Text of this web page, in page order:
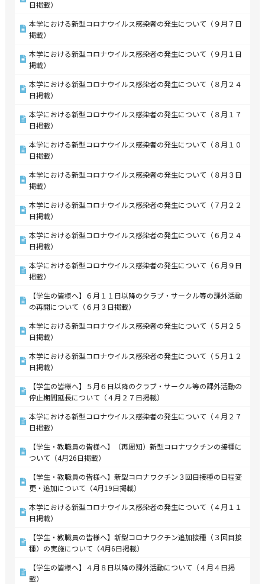
日掲載）
本学における新型コロナウイルス感染者の発生について（９月７日
掲載）
本学における新型コロナウイルス感染者の発生について（９月１日
掲載）
本学における新型コロナウイルス感染者の発生について（８月２４
日掲載）
本学における新型コロナウイルス感染者の発生について（８月１７
日掲載）
本学における新型コロナウイルス感染者の発生について（８月１０
日掲載）
本学における新型コロナウイルス感染者の発生について（８月３日
掲載）
本学における新型コロナウイルス感染者の発生について（７月２２
日掲載）
本学における新型コロナウイルス感染者の発生について（６月２４
日掲載）
本学における新型コロナウイルス感染者の発生について（６月９日
掲載）
【学生の皆様へ】６月１１日以降のクラブ・サークル等の課外活動
の再開について（６月３日掲載）
本学における新型コロナウイルス感染者の発生について（５月２５
日掲載）
本学における新型コロナウイルス感染者の発生について（５月１２
日掲載）
【学生の皆様へ】５月６日以降のクラブ・サークル等の課外活動の
停止期間延長について（４月２７日掲載）
本学における新型コロナウイルス感染者の発生について（４月２７
日掲載）
【学生・教職員の皆様へ】（再周知）新型コロナワクチンの接種に
ついて（4月26日掲載）
【学生・教職員の皆様へ】新型コロナワクチン３回目接種の日程変
更・追加について（4月19日掲載）
本学における新型コロナウイルス感染者の発生について（４月１１
日掲載）
【学生・教職員の皆様へ】新型コロナワクチン追加接種（３回目接
種）の実施について（4月6日掲載）
【学生の皆様へ】４月８日以降の課外活動について（４月４日掲
載）